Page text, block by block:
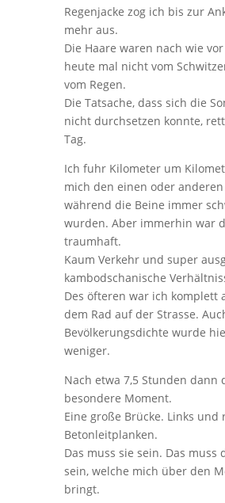
Regenjacke zog ich bis zur
mehr aus.
Die Haare waren nach wie
heute mal nicht vom
vom Regen.
Die Tatsache, dass sich die
nicht durchsetzen konnte,
Tag.
Ich fuhr Kilometer um
mich den einen oder
während die Beine immer
wurden. Aber immerhin war
traumhaft.
Kaum Verkehr und super
kambodschanische
Des öfteren war ich komplett
dem Rad auf der Strasse.
Bevölkerungsdichte wurde
weniger.
Nach etwa 7,5 Stunden dann
besondere Moment.
Eine große Brücke. Links und
Betonleitplanken.
Das muss sie sein. Das muss
sein, welche mich über den
bringt.